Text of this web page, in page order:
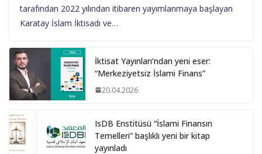
tarafından 2022 yılından itibaren yayımlanmaya başlayan
Karatay İslam İktisadı ve…
İktisat Yayınları’ndan yeni eser:
“Merkeziyetsiz İslami Finans”
20.04.2026
IsDB Enstitüsü “İslami Finansın
Temelleri” başlıklı yeni bir kitap
yayınladı